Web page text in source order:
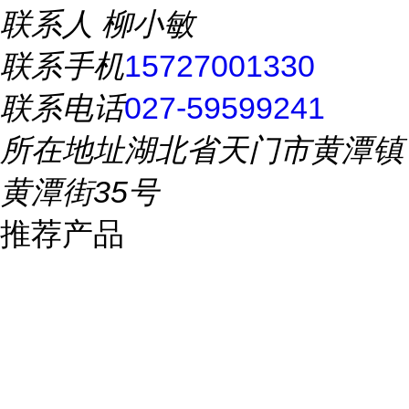
联系人 柳小敏
联系手机15727001330
联系电话027-59599241
所在地址湖北省天门市黄潭镇
黄潭街35号
推荐产品